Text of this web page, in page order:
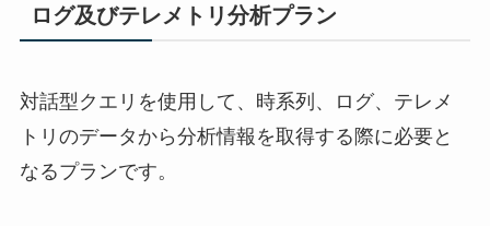
ログ及びテレメトリ分析プラン
対話型クエリを使用して、時系列、ログ、テレメ
トリのデータから分析情報を取得する際に必要と
なるプランです。